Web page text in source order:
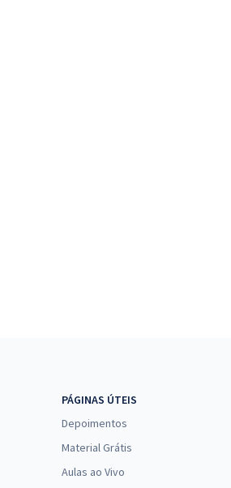
PÁGINAS ÚTEIS
Depoimentos
Material Grátis
Aulas ao Vivo